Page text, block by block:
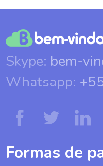
Skype: bem-
Whatsapp:
Formas de